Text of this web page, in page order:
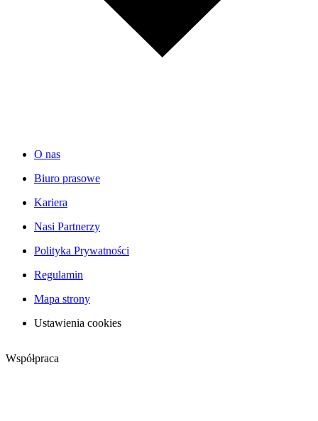
O nas
Biuro prasowe
Kariera
Nasi Partnerzy
Polityka Prywatności
Regulamin
Mapa strony
Ustawienia cookies
Współpraca